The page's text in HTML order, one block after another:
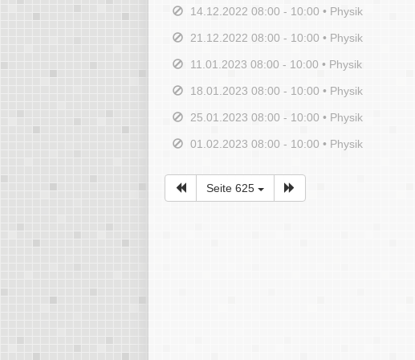
14.12.2022 08:00 - 10:00 • Physik
21.12.2022 08:00 - 10:00 • Physik
11.01.2023 08:00 - 10:00 • Physik
18.01.2023 08:00 - 10:00 • Physik
25.01.2023 08:00 - 10:00 • Physik
01.02.2023 08:00 - 10:00 • Physik
Seite 625